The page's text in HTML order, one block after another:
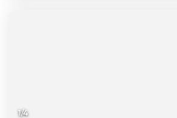
1/4